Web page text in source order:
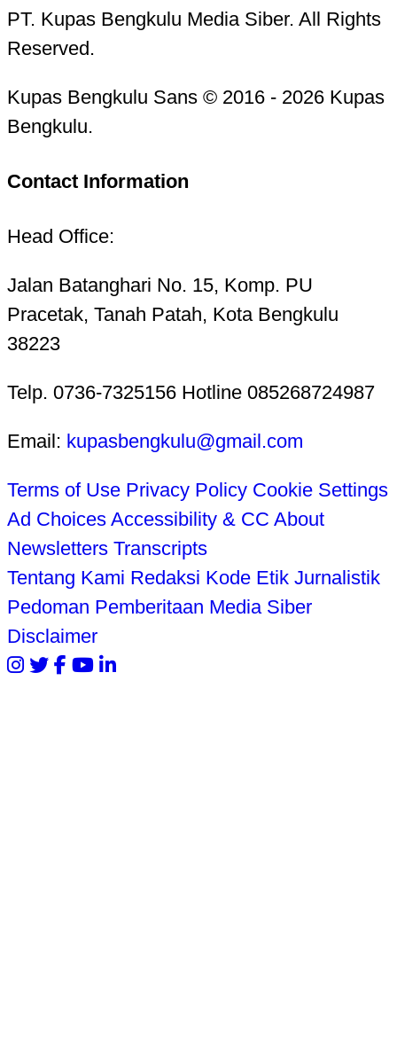
PT. Kupas Bengkulu Media Siber. All Rights
Reserved.
Kupas Bengkulu Sans © 2016 - 2026 Kupas
Bengkulu.
Contact Information
Head Office:
Jalan Batanghari No. 15, Komp. PU
Pracetak, Tanah Patah, Kota Bengkulu
38223
Telp. 0736-7325156 Hotline 085268724987
Email: kupasbengkulu@gmail.com
Terms of Use Privacy Policy Cookie Settings
Ad Choices Accessibility & CC About
Newsletters Transcripts
Tentang Kami Redaksi Kode Etik Jurnalistik
Pedoman Pemberitaan Media Siber
Disclaimer